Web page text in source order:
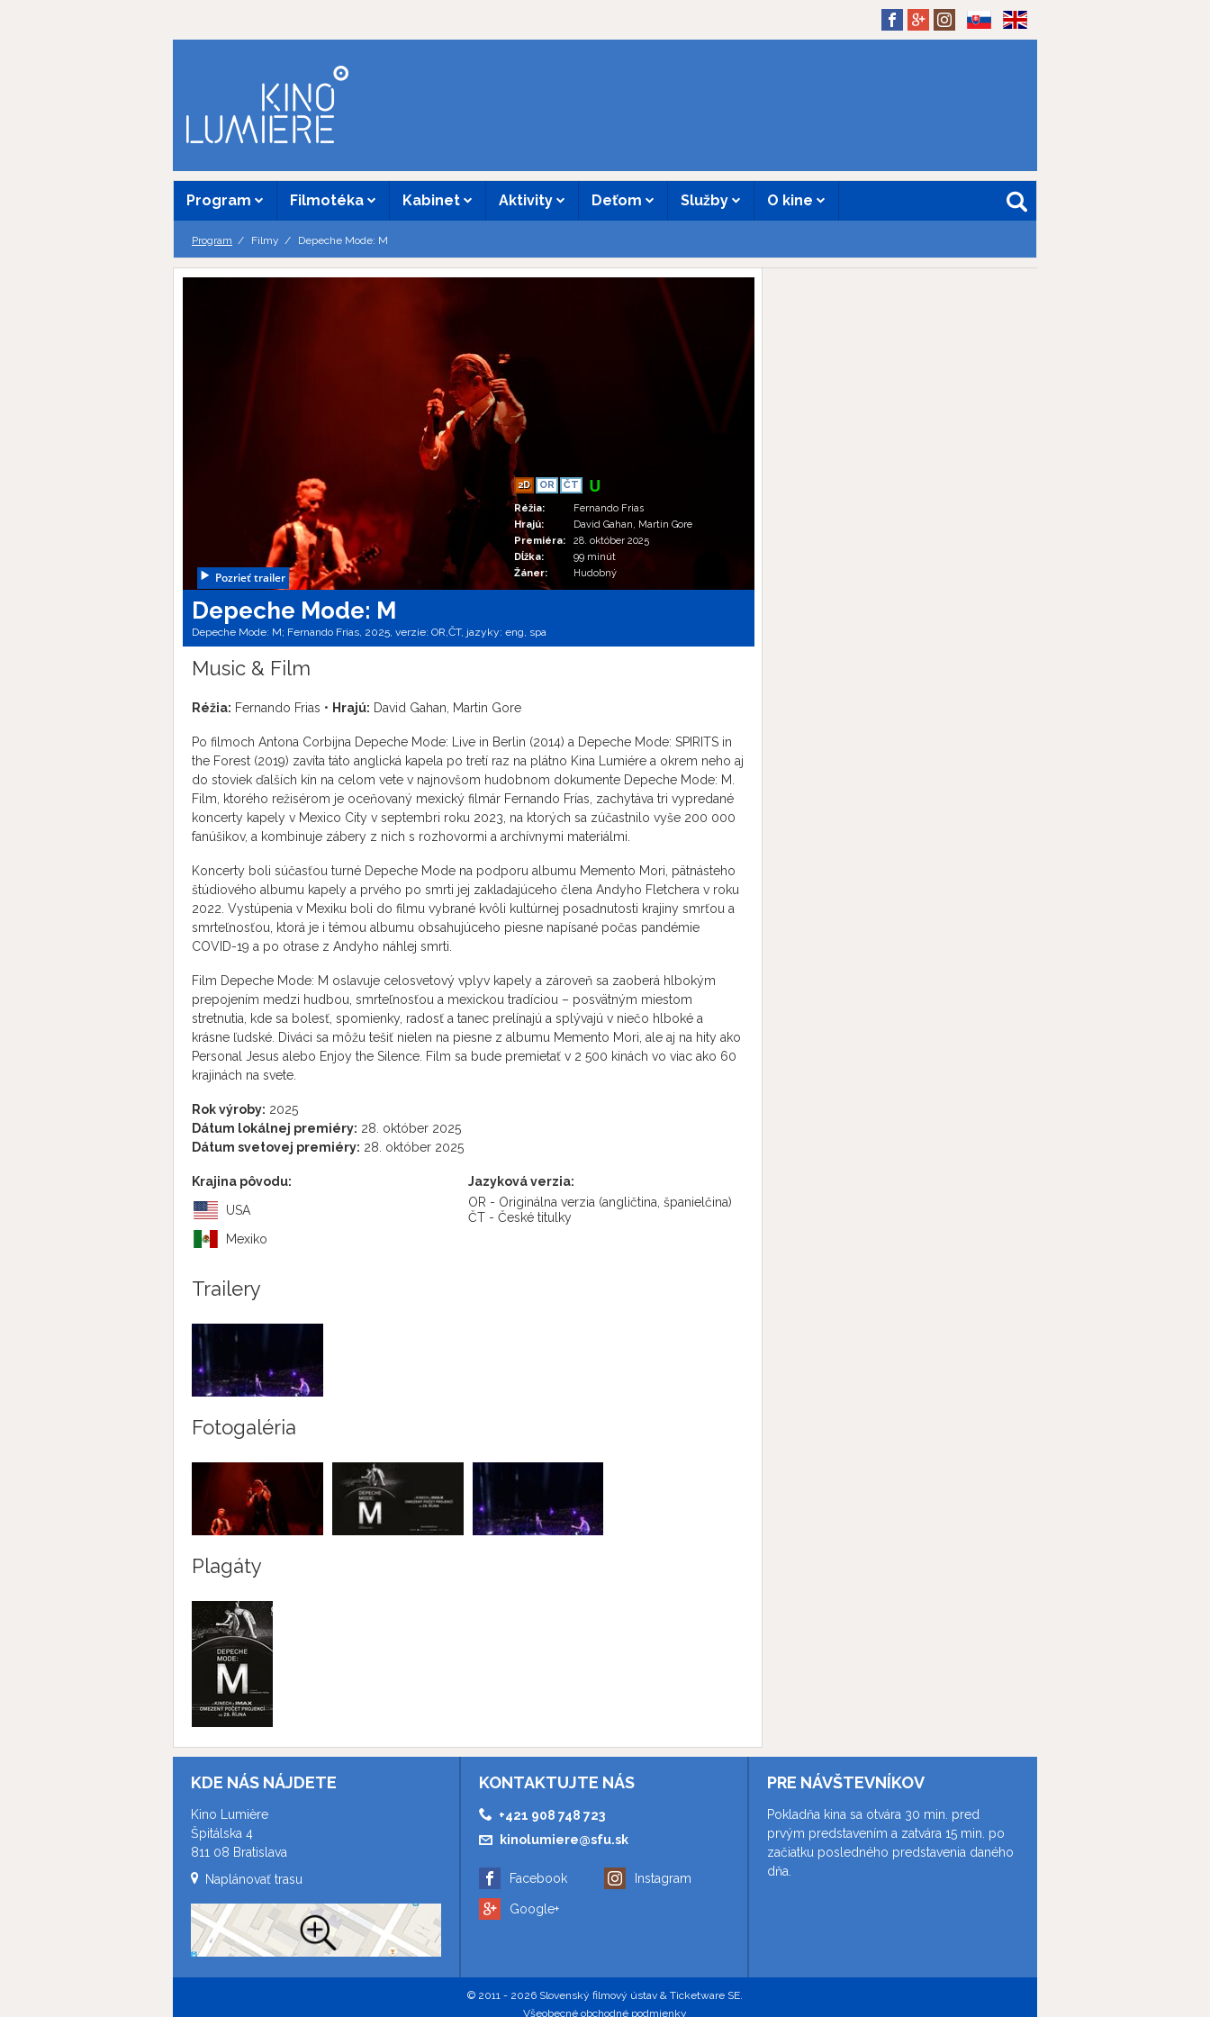
Program Filmotéka Kabinet Aktivity Deťom Služby O kine
Program Filmy Depeche Mode: M
Pozrieť trailer
2D OR
ČT
Réžia:
Fernando Frias
Hrajú:
David Gahan, Martin Gore
Premiéra:
28. október 2025
Dĺžka:
99 minút
Žáner:
Hudobný
Depeche Mode: M
Depeche Mode: M; Fernando Frias, 2025, verzie: OR,ČT, jazyky: eng, spa
Music & Film
Réžia: Fernando Frias • Hrajú: David Gahan, Martin Gore
Po filmoch Antona Corbijna Depeche Mode: Live in Berlin (2014) a Depeche Mode: SPIRITS in
the Forest (2019) zavíta táto anglická kapela po tretí raz na plátno Kina Lumiére a okrem neho aj
do stoviek ďalších kín na celom vete v najnovšom hudobnom dokumente Depeche Mode: M.
Film, ktorého režisérom je oceňovaný mexický filmár Fernando Frías, zachytáva tri vypredané
koncerty kapely v Mexico City v septembri roku 2023, na ktorých sa zúčastnilo vyše 200 000
fanúšikov, a kombinuje zábery z nich s rozhovormi a archívnymi materiálmi.
Koncerty boli súčasťou turné Depeche Mode na podporu albumu Memento Mori, pätnásteho
štúdiového albumu kapely a prvého po smrti jej zakladajúceho člena Andyho Fletchera v roku
2022. Vystúpenia v Mexiku boli do filmu vybrané kvôli kultúrnej posadnutosti krajiny smrťou a
smrteľnosťou, ktorá je i témou albumu obsahujúceho piesne napísané počas pandémie
COVID-19 a po otrase z Andyho náhlej smrti.
Film Depeche Mode: M oslavuje celosvetový vplyv kapely a zároveň sa zaoberá hlbokým
prepojením medzi hudbou, smrteľnosťou a mexickou tradíciou – posvätným miestom
stretnutia, kde sa bolesť, spomienky, radosť a tanec prelínajú a splývajú v niečo hlboké a
krásne ľudské. Diváci sa môžu tešiť nielen na piesne z albumu Memento Mori, ale aj na hity ako
Personal Jesus alebo Enjoy the Silence. Film sa bude premietať v 2 500 kinách vo viac ako 60
krajinách na svete.
Rok výroby: 2025
Dátum lokálnej premiéry: 28. október 2025
Dátum svetovej premiéry: 28. október 2025
Krajina pôvodu:
USA
Mexiko
Jazyková verzia:
OR - Originálna verzia (angličtina, španielčina)
ČT - České titulky
Trailery
Fotogaléria
Plagáty
KDE NÁS NÁJDETE
Kino Lumière
Špitálska 4
811 08 Bratislava
Naplánovať trasu
KONTAKTUJTE NÁS
+421 908 748 723
kinolumiere@sfu.sk
Facebook
Google+
Instagram
PRE NÁVŠTEVNÍKOV
Pokladňa kina sa otvára 30 min. pred
prvým predstavením a zatvára 15 min. po
začiatku posledného predstavenia daného
dňa.
© 2011 - 2026 Slovenský filmový ústav & Ticketware SE.
Všeobecné obchodné podmienky